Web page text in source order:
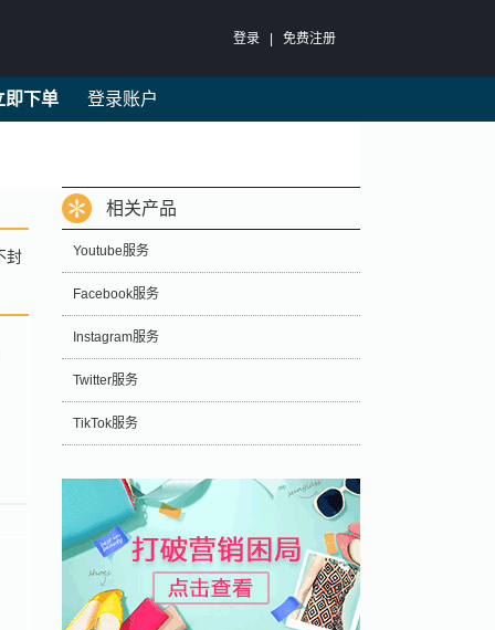
登录 免费注册
即下单 登录账户
封
相关产品
Youtube服务
Facebook服务
Instagram服务
Twitter服务
TikTok服务